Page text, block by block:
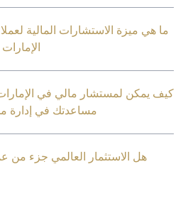
ما هي ميزة الاستشارات المالية
كيف يمكن لمستشار مالي في الإمارات
مساعدتك في إدارة
هل الاستثمار العالمي جزء من